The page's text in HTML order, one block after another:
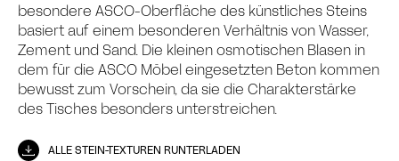
ALLE STEIN-TEXTUREN RUNTERLADEN
besondere ASCO-Oberfläche des künstliches Steins
basiert auf einem besonderen Verhältnis von Wasser,
Zement und Sand. Die kleinen osmotischen Blasen in
dem für die ASCO Möbel eingesetzten Beton kommen
bewusst zum Vorschein, da sie die Charakterstärke
des Tisches besonders unterstreichen.